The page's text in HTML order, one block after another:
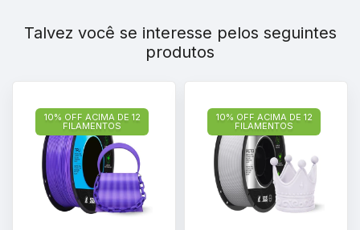
Talvez você se interesse pelos seguintes
produtos
10% OFF ACIMA DE 12
FILAMENTOS
10% OFF ACIMA DE 12
FILAMENTOS